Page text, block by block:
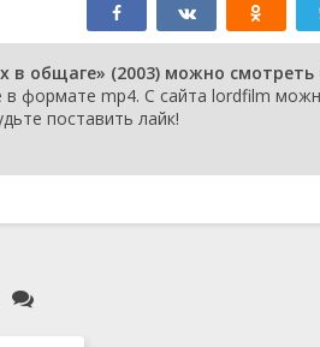
в общаге» (2003) можно
в формате mp4. С сайта lordfilm
поставить лайк!